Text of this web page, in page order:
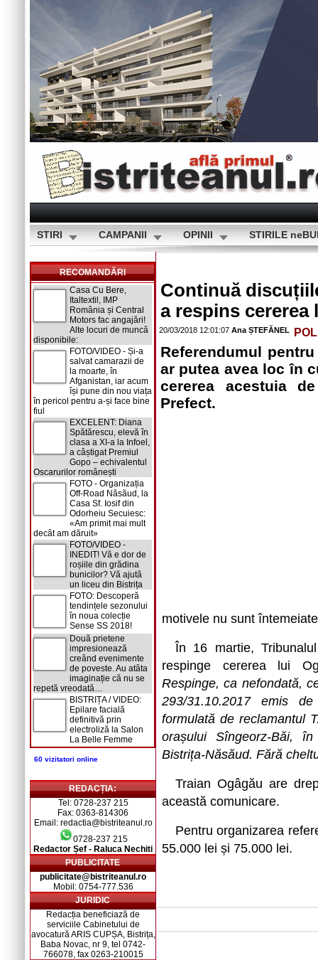
STIRI CAMPANII OPINII STIRILE
RECOMANDĂRI
Casa Cu Bere,
Italtextil, IMP
România și Central
Motors fac angajări!
Alte locuri de muncă
disponibile:
FOTO/VIDEO - Și-a
salvat camarazii de
la moarte, în
Afganistan, iar acum
își pune din nou viața
în pericol pentru a-și face bine
fiul
EXCELENT: Diana
Spătărescu, elevă în
clasa a XI-a la Infoel,
a câștigat Premiul
Gopo – echivalentul
Oscarurilor românești
FOTO - Organizația
Off-Road Năsăud, la
Casa Sf. Iosif din
Odorheiu Secuiesc:
«Am primit mai mult
decât am dăruit»
FOTO/VIDEO -
INEDIT! Vă e dor de
roșiile din grădina
bunicilor? Vă ajută
un liceu din Bistrița
FOTO: Descoperă
tendințele sezonului
în noua colecție
Sense SS 2018!
Două prietene
impresionează
creând evenimente
de poveste. Au atâta
imaginație că nu se
repetă vreodată…
BISTRIȚA / VIDEO:
Epilare facială
definitivă prin
electroliză la Salon
La Belle Femme
60 vizitatori online
REDACȚIA:
Tel: 0728-237 215
Fax: 0363-814306
Email: redactia@bistriteanul.ro
0728-237 215
Redactor Șef - Raluca Nechiti
PUBLICITATE
publicitate@bistriteanul.ro
Mobil: 0754-777.536
JURIDIC
Redacția beneficiază de
serviciile Cabinetului de
avocatură ARIS CUPȘA, Bistrița,
Baba Novac, nr 9, tel 0742-
766078, fax 0263-210015
Continuă
a respins cererea
20/03/2018 12:01:07 Ana ȘTEFĂNEL
Referendumul
ar putea avea loc în
cererea acestuia
Prefect.
motivele nu sunt
În 16 martie,
respinge cererea lui
Respinge, ca nefondată,
293/31.10.2017 emis
formulată de reclamantul
orașului Sîngeorz-Băi,
Bistrița-Năsăud. Fără
Traian Ogâgău are
această comunicare.
Pentru organizarea
55.000 lei și 75.000 lei.